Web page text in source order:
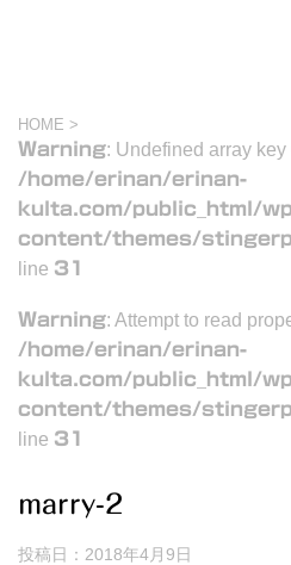
HOME >
Warning: Undefined array key
/home/erinan/erinan-
kulta.com/public_html/
content/themes/
line 31
Warning: Attempt to read
/home/erinan/erinan-
kulta.com/public_html/
content/themes/
line 31
marry-2
投稿日： 2018年4月9日